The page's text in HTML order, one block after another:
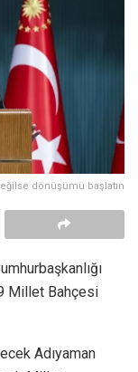
dönüşümü başlatın
9 Millet Bahçesi
Adıyaman